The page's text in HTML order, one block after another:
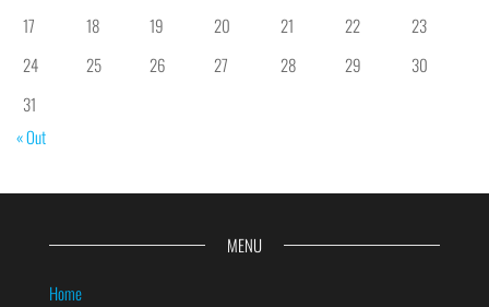
17
18 19 20 21 22
23
24
25 26 27 28 29
30
31
« Out
MENU
Home